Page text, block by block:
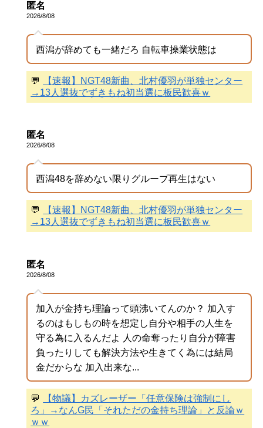
匿名
2026/8/08
西潟が辞めても一緒だろ 自転車操業状態は
💬
【速報】NGT48新曲、北村優羽が単独センター
→13人選抜でずきもね初当選に板民歓喜ｗ
匿名
2026/8/08
西潟48を辞めない限りグループ再生はない
💬
【速報】NGT48新曲、北村優羽が単独センター
→13人選抜でずきもね初当選に板民歓喜ｗ
匿名
2026/8/08
加入が金持ち理論って頭沸いてんのか？ 加入す
るのはもしもの時を想定し自分や相手の人生を
守る為に入るんだよ 人の命奪ったり自分が障害
負ったりしても解決方法や生きてく為には結局
金だからな 加入出来な...
💬
【物議】カズレーザー「任意保険は強制にし
ろ」→なんG民「それただの金持ち理論」と反論ｗ
ｗｗ